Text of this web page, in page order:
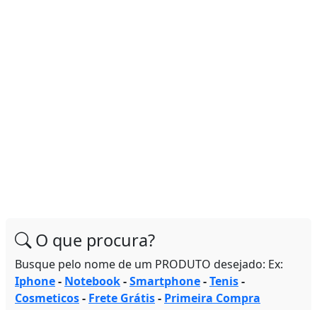
O que procura?
Busque pelo nome de um PRODUTO desejado: Ex:
Iphone- Notebook-Smartphone-Tenis-
Cosmeticos- Frete Grátis- Primeira Compra